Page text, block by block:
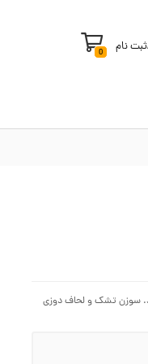
ثبت نام 0
سوزن تشک و لحاف دوزی